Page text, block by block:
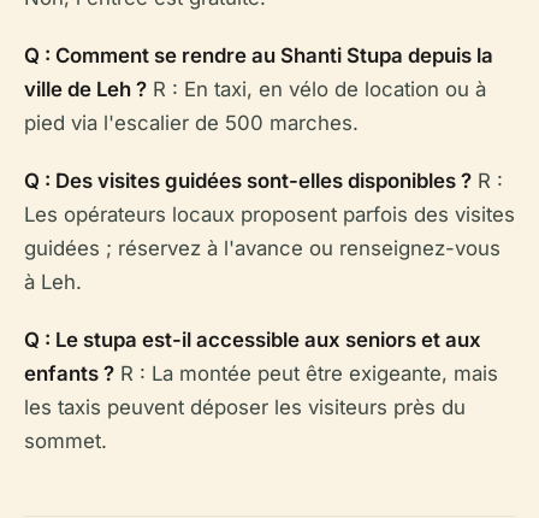
Q : Comment se rendre au Shanti Stupa depuis la
ville de Leh ? R : En taxi, en vélo de location ou à
pied via l'escalier de 500 marches.
Q : Des visites guidées sont-elles disponibles ? R :
Les opérateurs locaux proposent parfois des visites
guidées ; réservez à l'avance ou renseignez-vous
à Leh.
Q : Le stupa est-il accessible aux seniors et aux
enfants ? R : La montée peut être exigeante, mais
les taxis peuvent déposer les visiteurs près du
sommet.